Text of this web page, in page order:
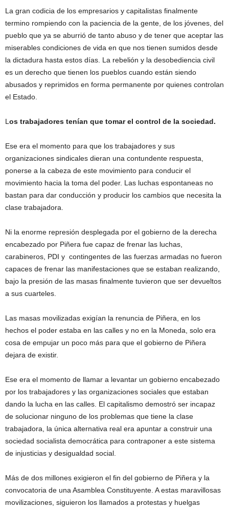
La gran codicia de los empresarios y capitalistas finalmente
termino rompiendo con la paciencia de la gente, de los jóvenes, del
pueblo que ya se aburrió de tanto abuso y de tener que aceptar las
miserables condiciones de vida en que nos tienen sumidos desde
la dictadura hasta estos días. La rebelión y la desobediencia civil
es un derecho que tienen los pueblos cuando están siendo
abusados y reprimidos en forma permanente por quienes controlan
el Estado.
Los trabajadores tenían que tomar el control de la sociedad.
Ese era el momento para que los trabajadores y sus
organizaciones sindicales dieran una contundente respuesta,
ponerse a la cabeza de este movimiento para conducir el
movimiento hacia la toma del poder. Las luchas espontaneas no
bastan para dar conducción y producir los cambios que necesita la
clase trabajadora.
Ni la enorme represión desplegada por el gobierno de la derecha
encabezado por Piñera fue capaz de frenar las luchas,
carabineros, PDI y contingentes de las fuerzas armadas no fueron
capaces de frenar las manifestaciones que se estaban realizando,
bajo la presión de las masas finalmente tuvieron que ser devueltos
a sus cuarteles.
Las masas movilizadas exigían la renuncia de Piñera, en los
hechos el poder estaba en las calles y no en la Moneda, solo era
cosa de empujar un poco más para que el gobierno de Piñera
dejara de existir.
Ese era el momento de llamar a levantar un gobierno encabezado
por los trabajadores y las organizaciones sociales que estaban
dando la lucha en las calles. El capitalismo demostró ser incapaz
de solucionar ninguno de los problemas que tiene la clase
trabajadora, la única alternativa real era apuntar a construir una
sociedad socialista democrática para contraponer a este sistema
de injusticias y desigualdad social.
Más de dos millones exigieron el fin del gobierno de Piñera y la
convocatoria de una Asamblea Constituyente. A estas maravillosas
movilizaciones, siguieron los llamados a protestas y huelgas